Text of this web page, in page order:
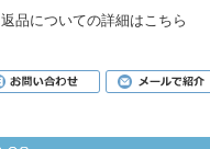
返品についての詳細はこちら